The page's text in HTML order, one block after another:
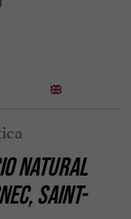
NATURAL
SAINT-